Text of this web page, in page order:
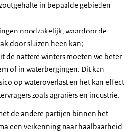
in bepaalde gebieden
noodzakelijk, waardoor de
door sluizen heen kan;
de nattere winters moeten we beter
of in waterbergingen. Dit kan
op wateroverlast en het kan effect
zoals agrariërs en industrie.
de andere partijen binnen het
een verkenning naar haalbaarheid